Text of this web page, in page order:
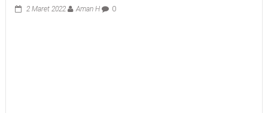
2 Maret 2022 Aman H 0